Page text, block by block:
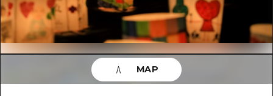
อาหารรสเลิศ / สุรา
การปั่นจักรยาน
ช้อปปิ้ง
กีฬา
บริเวณรอบเมืองฮิโรชิม่า
อากิ
บิงโก
บริเวณรอบเมืองฮิโรชิม่า
อากิ
บิงโก
บิโฮคุ
ข้อมูลตามฤดูกาล
ข้อมูลที่เป็นประโยชน์
รายการ
MAP